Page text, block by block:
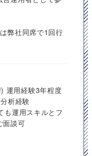
弊社同席で1回行
運用経験3年程度
析経験
も運用スキルとフ
面談可